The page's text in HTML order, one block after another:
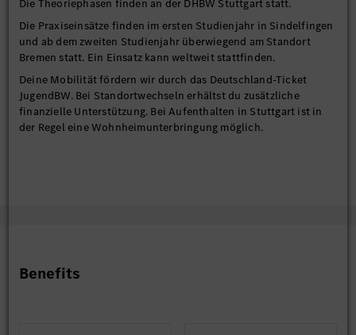
Die Theoriephasen finden an der DHBW Stuttgart statt.
Die Praxiseinsätze finden im ersten Studienjahr in Sindelfingen
und ab dem zweiten Studienjahr überwiegend am Standort
Bremen statt. Ein Einsatz kann weltweit stattfinden.
Deine Mobilität fördern wir durch das Deutschland-Ticket
JugendBW. Bei Standortwechseln erhältst du zusätzliche
finanzielle Unterstützung. Bei Aufenthalten in Stuttgart ist in
der Regel eine Wohnheimunterbringung möglich.
Benefits